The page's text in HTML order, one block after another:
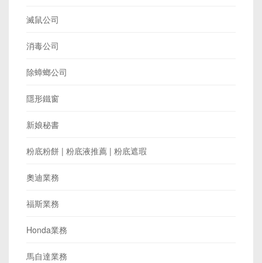
滅鼠公司
消毒公司
除蟑螂公司
隱形鐵窗
新娘秘書
粉底粉餅 | 粉底液推薦 | 粉底遮瑕
奧迪業務
福斯業務
Honda業務
馬自達業務